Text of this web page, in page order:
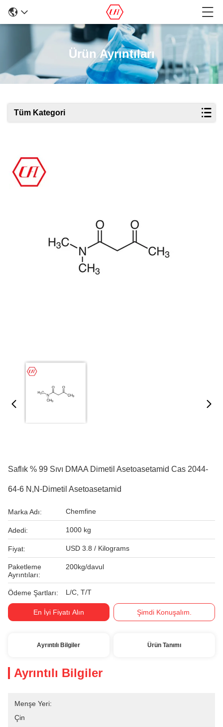
Ürün Ayrıntıları
Tüm Kategori
Saflık % 99 Sıvı DMAA Dimetil Asetoasetamid Cas 2044-
64-6 N,N-Dimetil Asetoasetamid
Marka Adı: Chemfine
Adedi: 1000 kg
Fiyat: USD 3.8 / Kilograms
Paketleme
Ayrıntıları:
200kg/davul
Ödeme Şartları: L/C, T/T
En İyi Fiyatı Alın Şimdi Konuşalım.
Ayrıntılı Bilgiler Ürün Tanımı
Ayrıntılı Bilgiler
Menşe Yeri:
Çin